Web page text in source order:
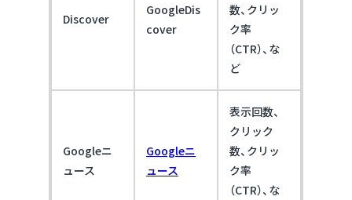
Discover
GoogleDis
cover
数、クリッ
ク率
（CTR）、な
ど
Googleニ
ュース
Googleニ
ュース
表示回数、
クリック
数、クリッ
ク率
（CTR）、な